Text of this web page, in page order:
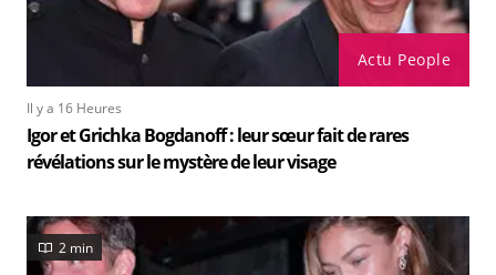
Actu People
Il y a 16 Heures
Igor et Grichka Bogdanoff : leur sœur fait de rares
révélations sur le mystère de leur visage
2 min